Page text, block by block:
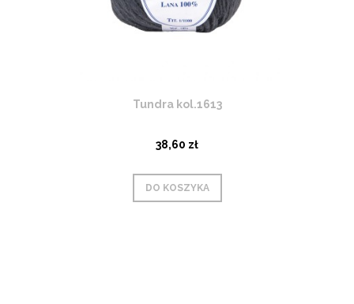
Tundra kol.1613
38,60 zł
DO KOSZYKA